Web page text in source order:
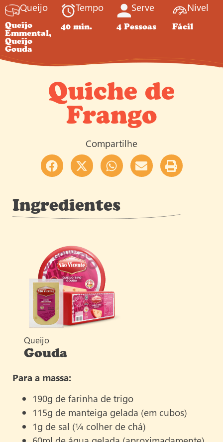
Queijo
Queijo
Emmental,
Queijo
Gouda
Tempo
40 min.
Serve
4 Pessoas
Nível
Fácil
Quiche de
Frango
Compartilhe
Ingredientes
Queijo
Gouda
Para a massa:
190g de farinha de trigo
115g de manteiga gelada (em cubos)
1g de sal (¼ colher de chá)